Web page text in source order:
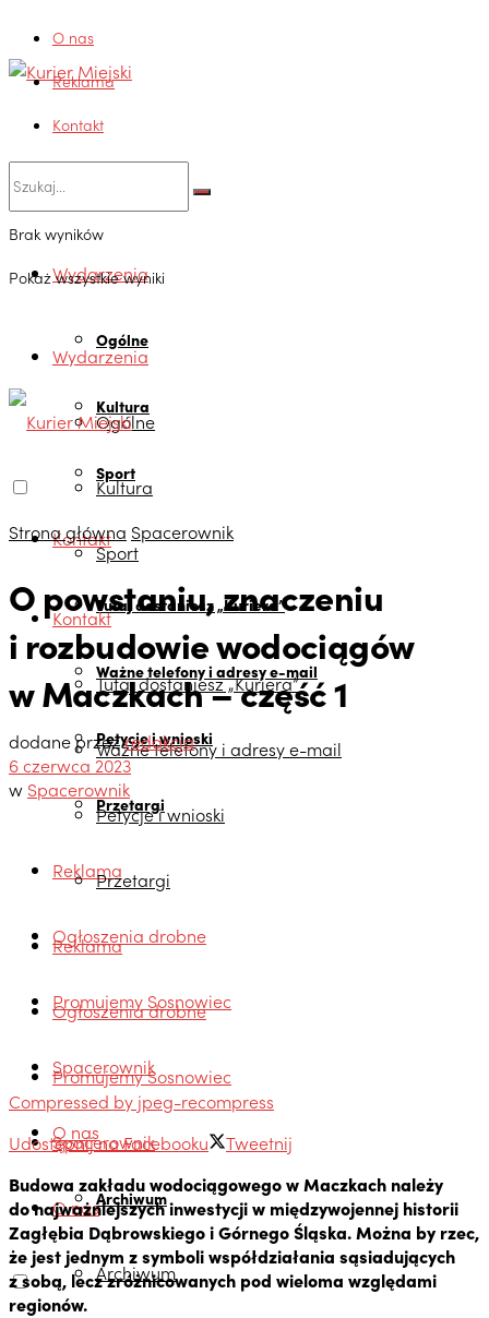
O nas
Reklama
Kontakt
Brak wyników
Pokaż wszystkie wyniki
Wydarzenia
Ogólne
Kultura
Sport
Kontakt
Tutaj dostaniesz „Kuriera”
Ważne telefony i adresy e-mail
Petycje i wnioski
Przetargi
Reklama
Ogłoszenia drobne
Promujemy Sosnowiec
Spacerownik
O nas
Archiwum
Wydarzenia
Ogólne
Kultura
Sport
Kontakt
Tutaj dostaniesz „Kuriera”
Ważne telefony i adresy e-mail
Petycje i wnioski
Przetargi
Reklama
Ogłoszenia drobne
Promujemy Sosnowiec
Spacerownik
O nas
Archiwum
Strona główna Spacerownik
O powstaniu, znaczeniu
i rozbudowie wodociągów
w Maczkach – część 1
dodane przezredakcja
6 czerwca 2023
w Spacerownik
Compressed by jpeg-recompress
Udostępnij na Facebooku
Tweetnij
Budowa zakładu wodociągowego w Maczkach należy
do najważniejszych inwestycji w międzywojennej historii
Zagłębia Dąbrowskiego i Górnego Śląska. Można by rzec,
że jest jednym z symboli współdziałania sąsiadujących
z sobą, lecz zróżnicowanych pod wieloma względami
regionów.